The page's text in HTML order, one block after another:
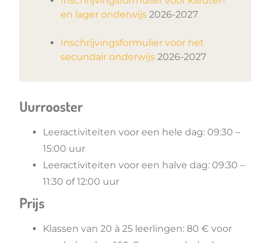
en lager onderwijs 2026-2027
Inschrijvingsformulier voor het
secundair onderwijs 2026-2027
Uurrooster
Leeractiviteiten voor een hele dag: 09:30 –
15:00 uur
Leeractiviteiten voor een halve dag: 09:30 –
11:30 of 12:00 uur
Prijs
Klassen van 20 à 25 leerlingen: 80 € voor